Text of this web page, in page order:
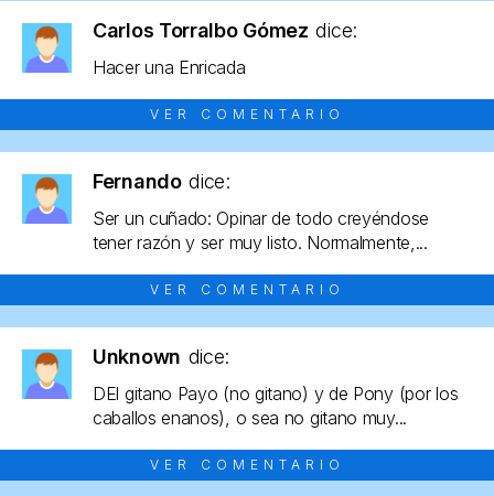
Carlos Torralbo Gómez dice:
Hacer una Enricada
VER COMENTARIO
Fernando dice:
Ser un cuñado: Opinar de todo creyéndose
tener razón y ser muy listo. Normalmente,...
VER COMENTARIO
Unknown dice:
DEl gitano Payo (no gitano) y de Pony (por los
caballos enanos), o sea no gitano muy...
VER COMENTARIO